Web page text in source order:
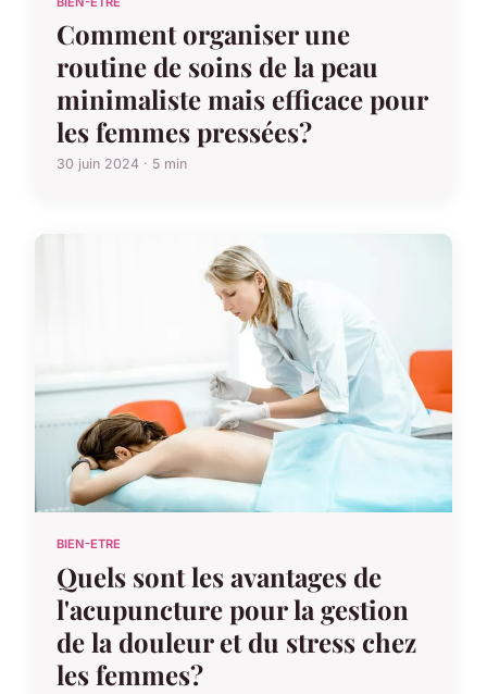
Comment organiser une
routine de soins de la peau
minimaliste mais efficace pour
les femmes pressées?
30 juin 2024 · 5 min
BIEN-ETRE
Quels sont les avantages de
l'acupuncture pour la gestion
de la douleur et du stress chez
les femmes?